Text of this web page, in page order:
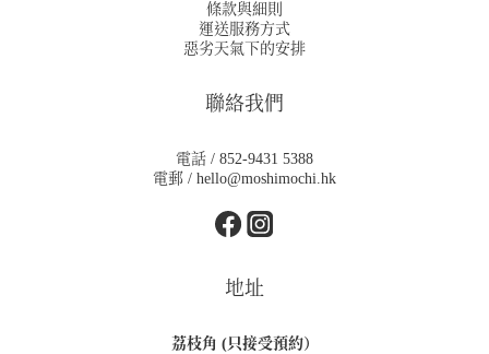
條款與細則
運送服務方式
惡劣天氣下的安排
聯絡我們
電話 / 852-9431 5388
電郵 / hello@moshimochi.hk
地址
荔枝角 (只接受預約）